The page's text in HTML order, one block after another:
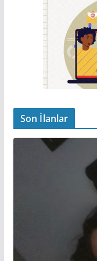
Son İlanlar